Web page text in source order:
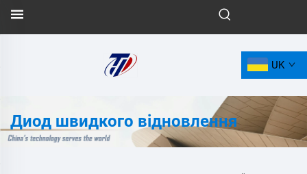
UK
Диод швидкого відновлення